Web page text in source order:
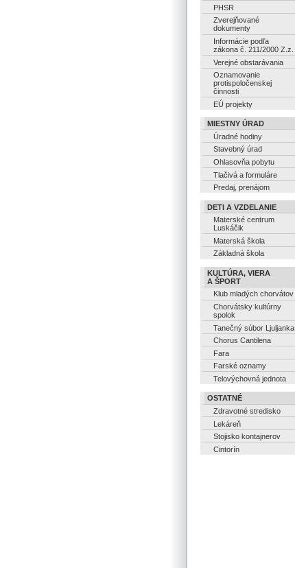
PHSR
Zverejňované
dokumenty
Informácie podľa
zákona č. 211/2000 Z.z.
Verejné obstarávania
Oznamovanie
protispoločenskej
činnosti
EÚ projekty
MIESTNY ÚRAD
Úradné hodiny
Stavebný úrad
Ohlasovňa pobytu
Tlačivá a formuláre
Predaj, prenájom
DETI A VZDELANIE
Materské centrum
Luskáčik
Materská škola
Základná škola
KULTÚRA, VIERA
A ŠPORT
Klub mladých chorvátov
Chorvátsky kultúrny
spolok
Tanečný súbor Ljuljanka
Chorus Cantilena
Fara
Farské oznamy
Telovýchovná jednota
OSTATNÉ
Zdravotné stredisko
Lekáreň
Stojisko kontajnerov
Cintorín